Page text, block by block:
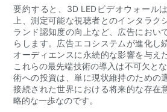
要約すると、3D LEDビデオウォール
上、測定可能な視聴者とのインタラク
ランド認知度の向上など、広告におい
らします。広告エコシステムが進化し
オーディエンスに永続的な影響を与え
これらの最先端技術の導入は不可欠と
術への投資は、単に現状維持のための
接続された世界における将来的な存在
略的な一歩なのです。